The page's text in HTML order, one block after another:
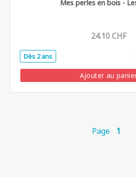
Mes perles en bois -
24.10 CHF
Dès 2 ans
Ajouter au
Page 1